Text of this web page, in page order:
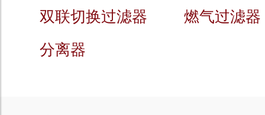
双联切换过滤器
燃气过滤器
分离器